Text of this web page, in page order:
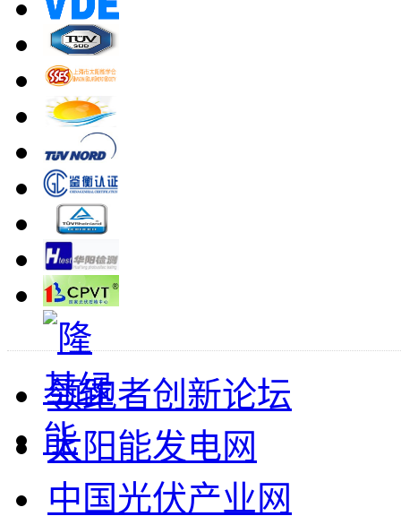
领跑者创新论坛
太阳能发电网
中国光伏产业网